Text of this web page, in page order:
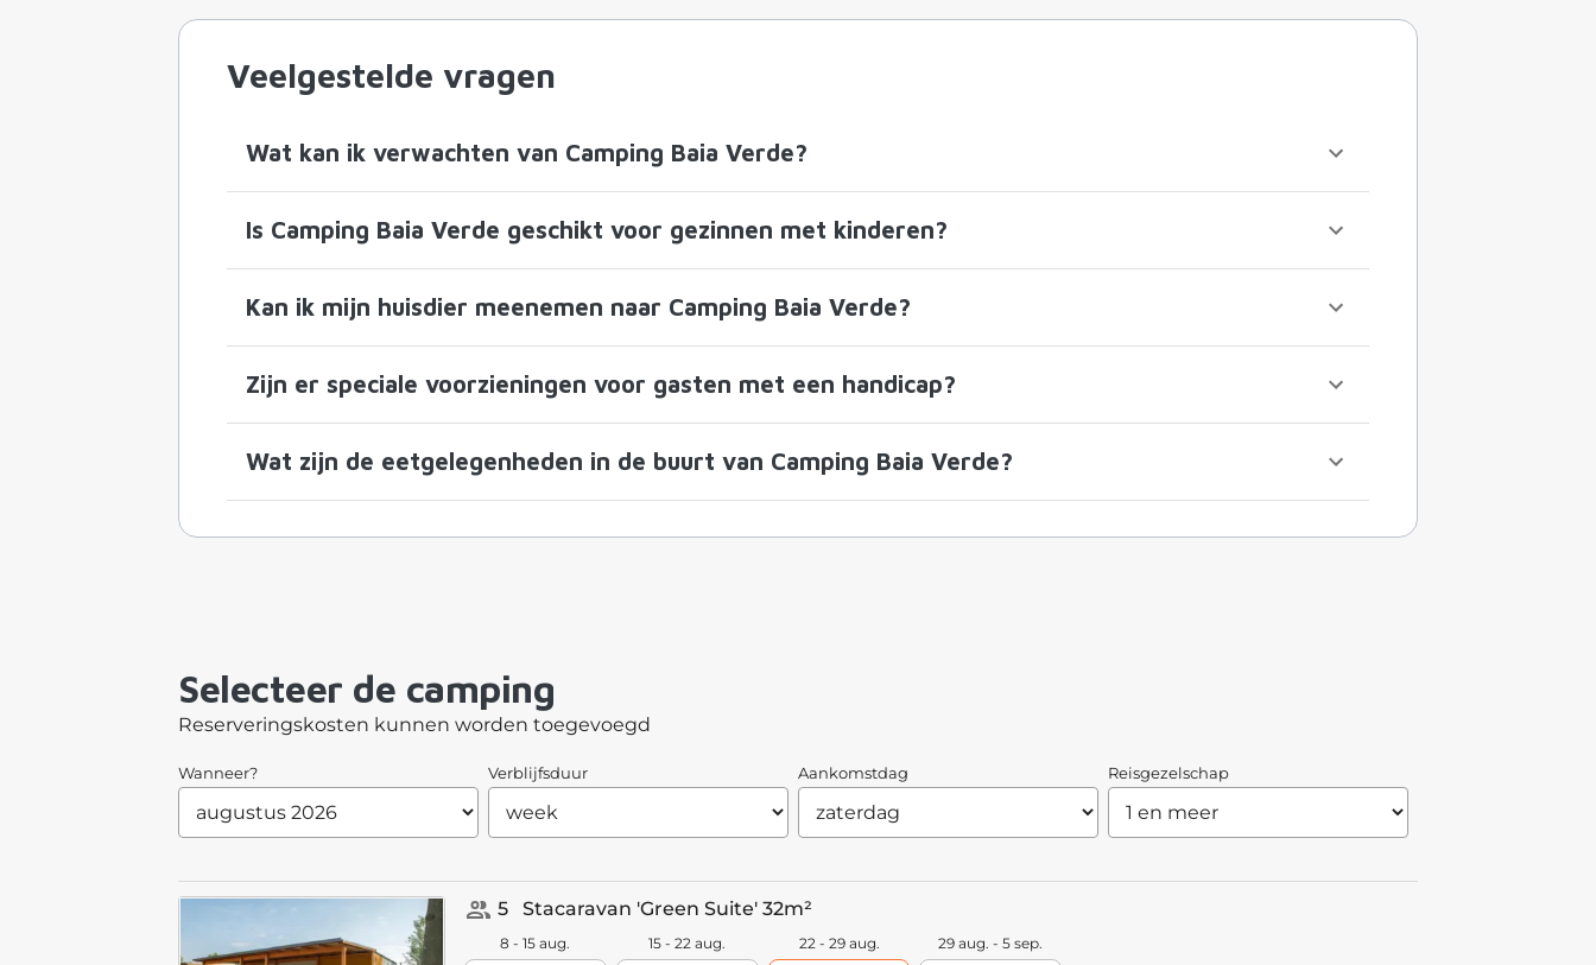
Veelgestelde vragen
Wat kan ik verwachten van Camping Baia Verde?
Is Camping Baia Verde geschikt voor gezinnen met kinderen?
Kan ik mijn huisdier meenemen naar Camping Baia Verde?
Zijn er speciale voorzieningen voor gasten met een handicap?
Wat zijn de eetgelegenheden in de buurt van Camping Baia Verde?
Selecteer de camping